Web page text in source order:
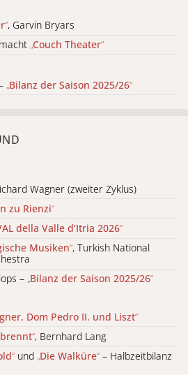
“, Garvin Bryars
„Couch Theater“
„Bilanz der Saison 2025/26“
Wagner (zweiter Zyklus)
zu Rienzi“
della Valle d’Itria 2026“
Musiken“, Turkish National
– „Bilanz der Saison 2025/26“
Dom Pedro II. und Liszt“
“, Bernhard Lang
“ und „Die Walküre“ – Halbzeitbilanz